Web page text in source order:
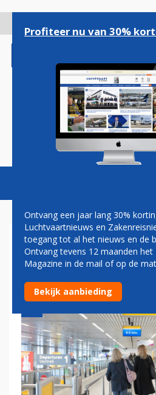
gaan
Magazine Podcasts
ZWAKT AF IN
Profiteer nu van 30%
Ontvang een jaar lang 30%
Luchtvaartnieuws en
toegang tot al het nieuws en de
Ontvang tevens 12 maanden
Magazine in de mail of op de
Bekijk aanbieding